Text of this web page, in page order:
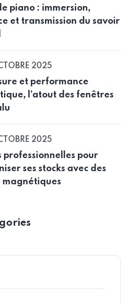
piano : immersion,
et transmission du savoir
2025
et performance
l’atout des fenêtres
2025
professionnelles pour
ses stocks avec des
magnétiques